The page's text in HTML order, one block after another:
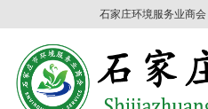
石家庄环境服务业商会